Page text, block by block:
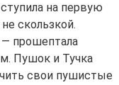
на первую
скользкой.
прошептала
Пушок и Тучка
свои пушистые